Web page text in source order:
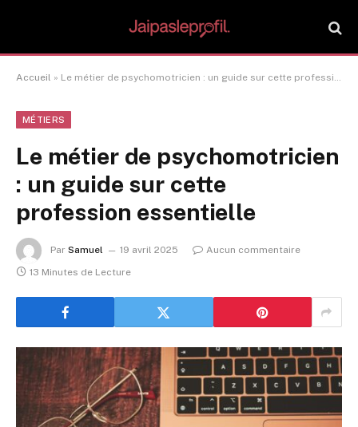
Accueil » Le métier de psychomotricien : un guide sur cette profession essentielle
MÉTIERS
Le métier de psychomotricien
: un guide sur cette
profession essentielle
Par Samuel 19 avril 2025
Aucun commentaire
13 Minutes de Lecture